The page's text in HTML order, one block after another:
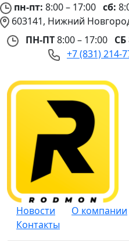
пн-пт: 8:00 – 17:00 сб:
603141, Нижний
ПН-ПТ8:00 – 17:00 СБ
+7 (831) 214-
Новости
О компании
Контакты